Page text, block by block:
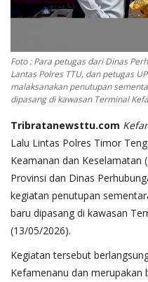
Foto : Para petugas dari Dinas
Lantas Polres TTU, dan petugas
malaksanakan penutupan
dipasang di kawasan Terminal
Tribratanewsttu.com
Lalu Lintas Polres Timor
Keamanan dan Keselamatan
Provinsi dan Dinas
kegiatan penutupan
baru dipasang di kawasan
(13/05/2026).
Kegiatan tersebut
Kefamenanu dan merupakan